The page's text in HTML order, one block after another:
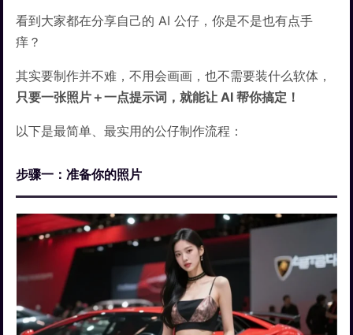
看到大家都在分享自己的 AI 公仔，你是不是也有点手
痒？
其实要制作并不难，不用会画画，也不需要装什么软体，
只要一张照片＋一点提示词，就能让 AI 帮你搞定！
以下是最简单、最实用的公仔制作流程：
步骤一：准备你的照片